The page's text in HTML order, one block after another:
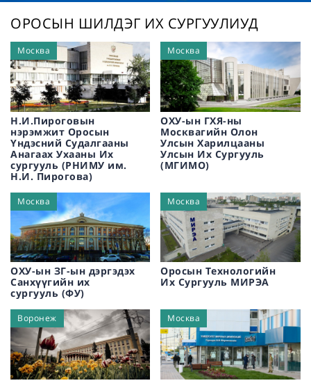
ОРОСЫН ШИЛДЭГ ИХ СУРГУУЛИУД
Н.И.Пироговын
нэрэмжит Оросын
Үндэсний Судалгааны
Анагаах Ухааны Их
сургууль (РНИМУ им.
Н.И. Пирогова)
Москва
ОХУ-ын ГХЯ-ны
Москвагийн Олон
Улсын Харилцааны
Улсын Их Сургууль
(МГИМО)
Москва
ОХУ-ын ЗГ-ын дэргэдэх
Санхүүгийн их
сургууль (ФУ)
Москва
Оросын Технологийн
Их Сургууль МИРЭА
Москва
Воронеж Москва